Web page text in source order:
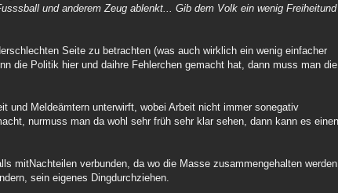
und anderem Zeug ablenkt... Gib dem Volk ein wenig Freiheitund
Seite zu betrachten (was auch wirklich ein wenig einfacher
die Politik hier und daihre Fehlerchen gemacht hat, dann muss man die
und Meldeämtern unterwirft, wobei Arbeit nicht immer sonegativ
nurmuss man da wohl sehr früh sehr klar sehen, dann kann es einen
mitNachteilen verbunden, da wo die Masse zusammengehalten werden
sein eigenes Dingdurchziehen.